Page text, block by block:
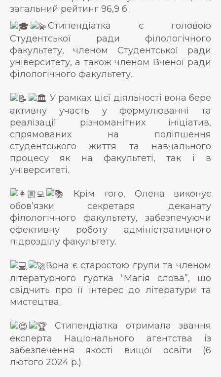
загальний рейтинг 96,9 б.
Стипендіатка є головою
Студентської ради філологічного
факультету, членом Студентської ради
університету, а також членом Вченої ради
філологічного факультету.
У рамках цієї діяльності вона бере
активну участь у формулюванні та
реалізації різноманітних ініціатив,
спрямованих на поліпшення
студентського життя та навчального
процесу як на факультеті, так і в
університеті.
Крім того, Олена виконує
обов’язки секретаря деканату
філологічного факультету, забезпечуючи
ефективну роботу адміністративного
підрозділу факультету.
Вона є старостою групи та членом
літературного гуртка “Магія слова”, що
свідчить про її інтерес до літератури та
мистецтва.
Стипендіатка отримала звання
експерта Національного агентства із
забезпечення якості вищої освіти (6
лютого 2024 р.).